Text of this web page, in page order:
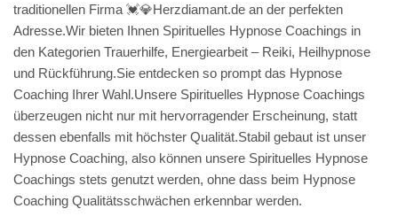
traditionellen Firma 💓️💎Herzdiamant.de an der perfekten
Adresse.Wir bieten Ihnen Spirituelles Hypnose Coachings in
den Kategorien Trauerhilfe, Energiearbeit – Reiki, Heilhypnose
und Rückführung.Sie entdecken so prompt das Hypnose
Coaching Ihrer Wahl.Unsere Spirituelles Hypnose Coachings
überzeugen nicht nur mit hervorragender Erscheinung, statt
dessen ebenfalls mit höchster Qualität.Stabil gebaut ist unser
Hypnose Coaching, also können unsere Spirituelles Hypnose
Coachings stets genutzt werden, ohne dass beim Hypnose
Coaching Qualitätsschwächen erkennbar werden.